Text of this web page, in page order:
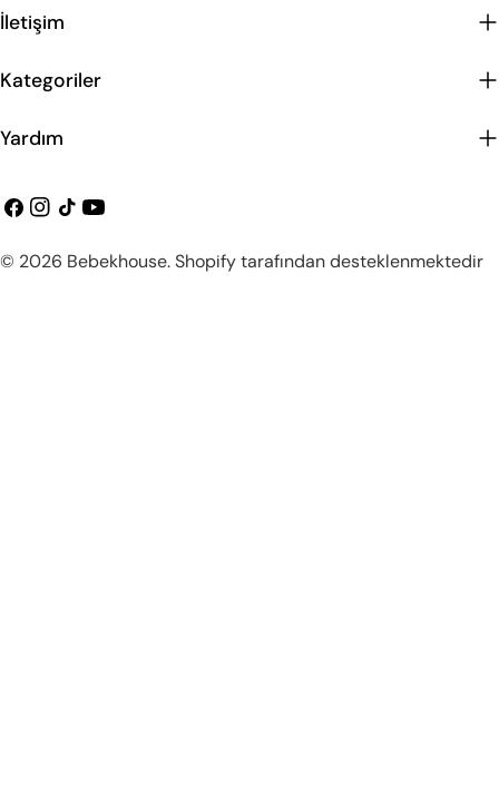
İletişim
Kategoriler
Yardım
Facebook
instagram
TiktokYoutube
© 2026 Bebekhouse.Shopify tarafından desteklenmektedir
Ödeme